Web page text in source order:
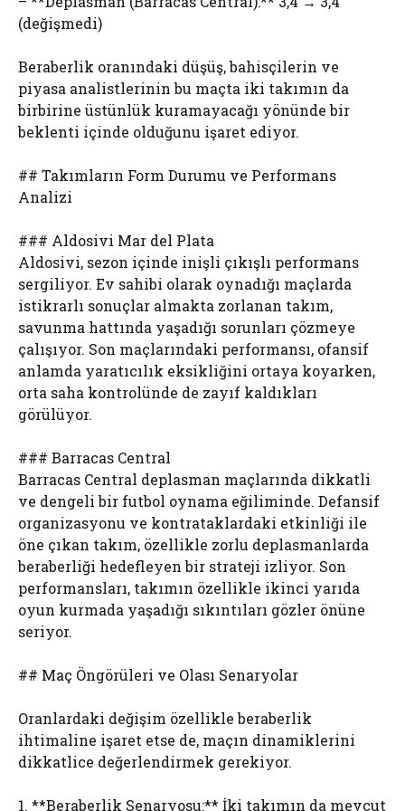
(değişmedi)
Beraberlik oranındaki düşüş, bahisçilerin ve
piyasa analistlerinin bu maçta iki takımın da
birbirine üstünlük kuramayacağı yönünde bir
beklenti içinde olduğunu işaret ediyor.
## Takımların Form Durumu ve Performans
Analizi
### Aldosivi Mar del Plata
Aldosivi, sezon içinde inişli çıkışlı performans
sergiliyor. Ev sahibi olarak oynadığı maçlarda
istikrarlı sonuçlar almakta zorlanan takım,
savunma hattında yaşadığı sorunları çözmeye
çalışıyor. Son maçlarındaki performansı, ofansif
anlamda yaratıcılık eksikliğini ortaya koyarken,
orta saha kontrolünde de zayıf kaldıkları
görülüyor.
### Barracas Central
Barracas Central deplasman maçlarında dikkatli
ve dengeli bir futbol oynama eğiliminde. Defansif
organizasyonu ve kontrataklardaki etkinliği ile
öne çıkan takım, özellikle zorlu deplasmanlarda
beraberliği hedefleyen bir strateji izliyor. Son
performansları, takımın özellikle ikinci yarıda
oyun kurmada yaşadığı sıkıntıları gözler önüne
seriyor.
## Maç Öngörüleri ve Olası Senaryolar
Oranlardaki değişim özellikle beraberlik
ihtimaline işaret etse de, maçın dinamiklerini
dikkatlice değerlendirmek gerekiyor.
1. **Beraberlik Senaryosu:** İki takımın da mevcut